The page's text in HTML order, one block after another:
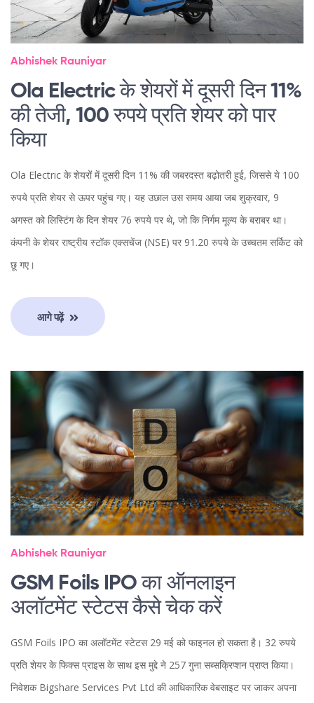
Abhishek Rauniyar
Ola Electric के शेयरों में दूसरी दिन 11%
की तेजी, 100 रुपये प्रति शेयर को पार
किया
Ola Electric के शेयरों में दूसरी दिन 11% की जबरदस्त बढ़ोतरी हुई, जिससे ये 100
रुपये प्रति शेयर से ऊपर पहुंच गए। यह उछाल उस समय आया जब शुक्रवार, 9
अगस्त को लिस्टिंग के दिन शेयर 76 रुपये पर थे, जो कि निर्गम मूल्य के बराबर था।
कंपनी के शेयर राष्ट्रीय स्टॉक एक्सचेंज (NSE) पर 91.20 रुपये के उच्चतम सर्किट को
छू गए।
आगे पढ़ें
Abhishek Rauniyar
GSM Foils IPO का ऑनलाइन
अलॉटमेंट स्टेटस कैसे चेक करें
GSM Foils IPO का अलॉटमेंट स्टेटस 29 मई को फाइनल हो सकता है। 32 रुपये
प्रति शेयर के फिक्स प्राइस के साथ इस मुद्दे ने 257 गुना सब्सक्रिप्शन प्राप्त किया।
निवेशक Bigshare Services Pvt Ltd की आधिकारिक वेबसाइट पर जाकर अपना